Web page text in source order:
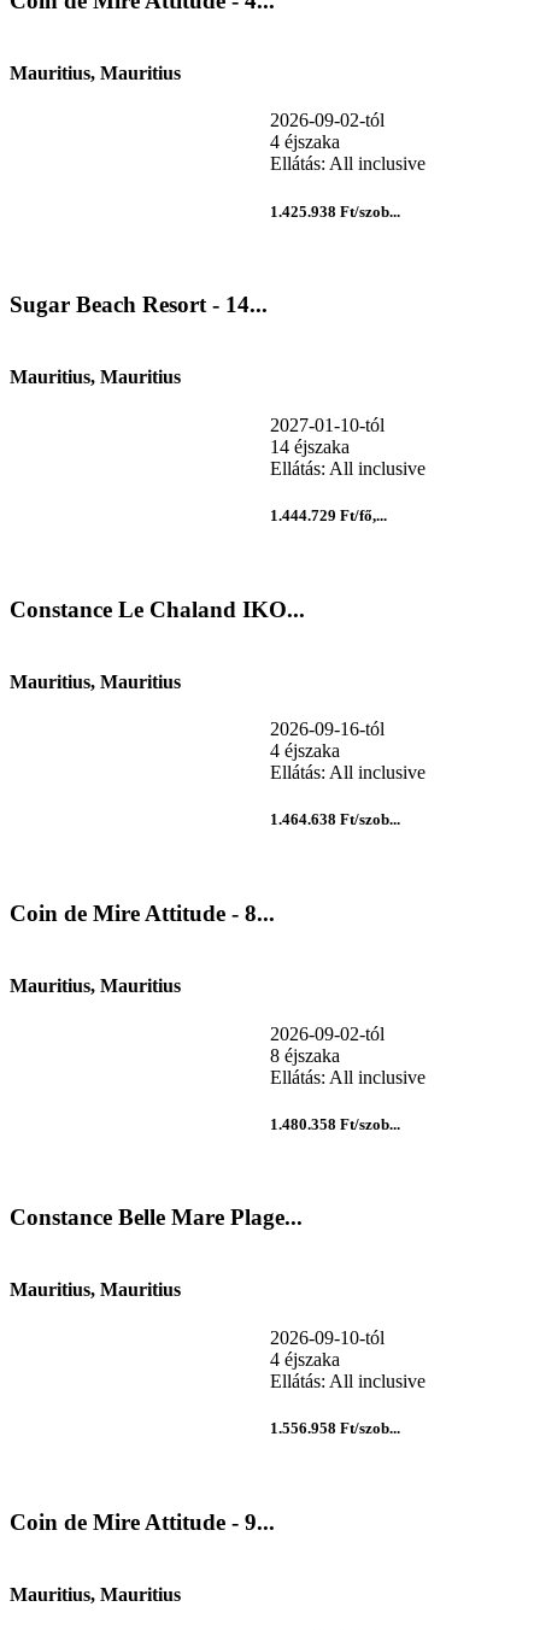
Mauritius, Mauritius
2026-09-02-tól
4 éjszaka
Ellátás: All inclusive
1.425.938 Ft/szob...
Sugar Beach Resort - 14...
Mauritius, Mauritius
2027-01-10-tól
14 éjszaka
Ellátás: All inclusive
1.444.729 Ft/fő,...
Constance Le Chaland IKO...
Mauritius, Mauritius
2026-09-16-tól
4 éjszaka
Ellátás: All inclusive
1.464.638 Ft/szob...
Coin de Mire Attitude - 8...
Mauritius, Mauritius
2026-09-02-tól
8 éjszaka
Ellátás: All inclusive
1.480.358 Ft/szob...
Constance Belle Mare Plage...
Mauritius, Mauritius
2026-09-10-tól
4 éjszaka
Ellátás: All inclusive
1.556.958 Ft/szob...
Coin de Mire Attitude - 9...
Mauritius, Mauritius